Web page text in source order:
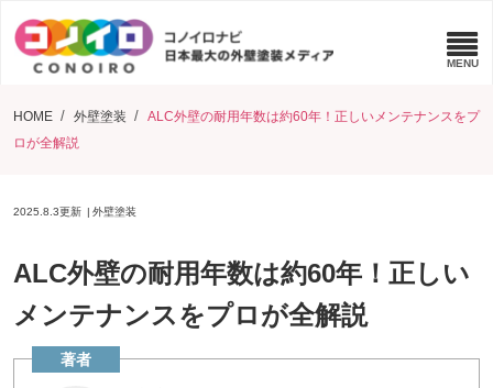
HOME 外壁塗装
ALC外壁の耐用年数は約60年！正しいメンテナンスをプ
ロが全解説
2025.8.3更新 外壁塗装
ALC外壁の耐用年数は約60年！正しい
メンテナンスをプロが全解説